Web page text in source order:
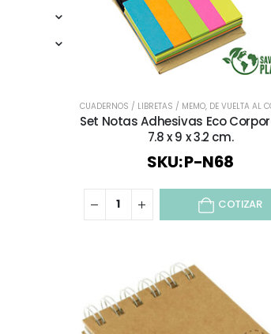
CUADERNOS / LIBRETAS / MEMO, DE VUELTA AL
Set Notas Adhesivas Eco
7.8 x 9 x 3.2 cm.
SKU: P-N68
COTIZAR